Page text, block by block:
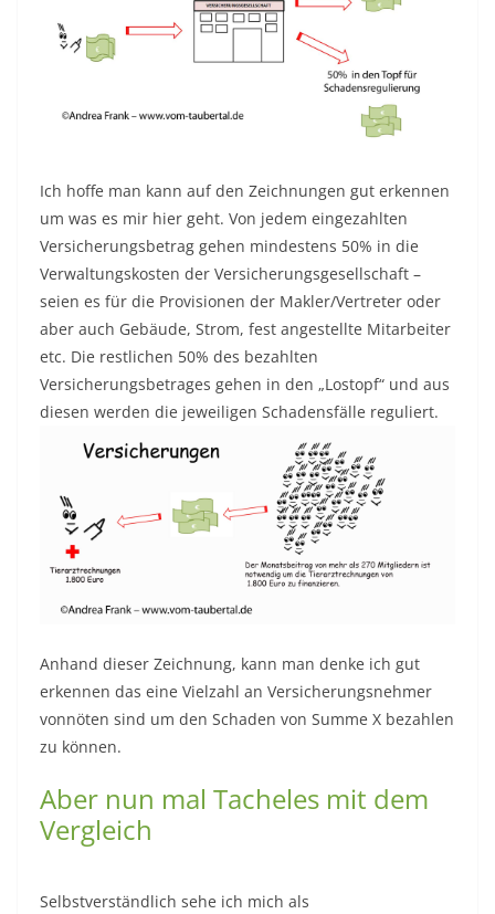
Ich hoffe man kann auf den Zeichnungen gut erkennen
um was es mir hier geht. Von jedem eingezahlten
Versicherungsbetrag gehen mindestens 50% in die
Verwaltungskosten der Versicherungsgesellschaft –
seien es für die Provisionen der Makler/Vertreter oder
aber auch Gebäude, Strom, fest angestellte Mitarbeiter
etc. Die restlichen 50% des bezahlten
Versicherungsbetrages gehen in den „Lostopf“ und aus
diesen werden die jeweiligen Schadensfälle reguliert.
Anhand dieser Zeichnung, kann man denke ich gut
erkennen das eine Vielzahl an Versicherungsnehmer
vonnöten sind um den Schaden von Summe X bezahlen
zu können.
Aber nun mal Tacheles mit dem
Vergleich
Selbstverständlich sehe ich mich als